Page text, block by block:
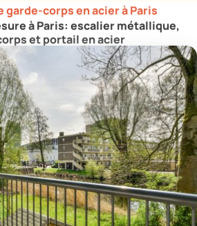
à Paris: escalier métallique,
et portail en acier
garde-corps en acier à Paris